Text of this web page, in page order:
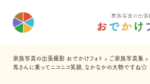
家族写真の出張撮影 おでかけフォト › ご家族写真集 ›
馬さんに乗ってニコニコ笑顔、なかなかの大物ですね☆